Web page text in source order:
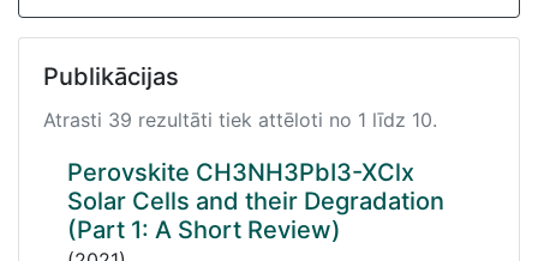
Publikācijas
Atrasti 39 rezultāti tiek attēloti no 1 līdz 10.
Perovskite CH3NH3PbI3-XClx
Solar Cells and their Degradation
(Part 1: A Short Review)